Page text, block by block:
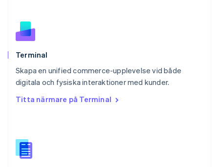
Terminal
Skapa en unified commerce-upplevelse vid både
digitala och fysiska interaktioner med kunder.
Titta närmare på Terminal
Portugal
Português
Rumänien
English
DeutschFrançaisItalianoEnglish
Singapore
Slovakien
Spanien
Español